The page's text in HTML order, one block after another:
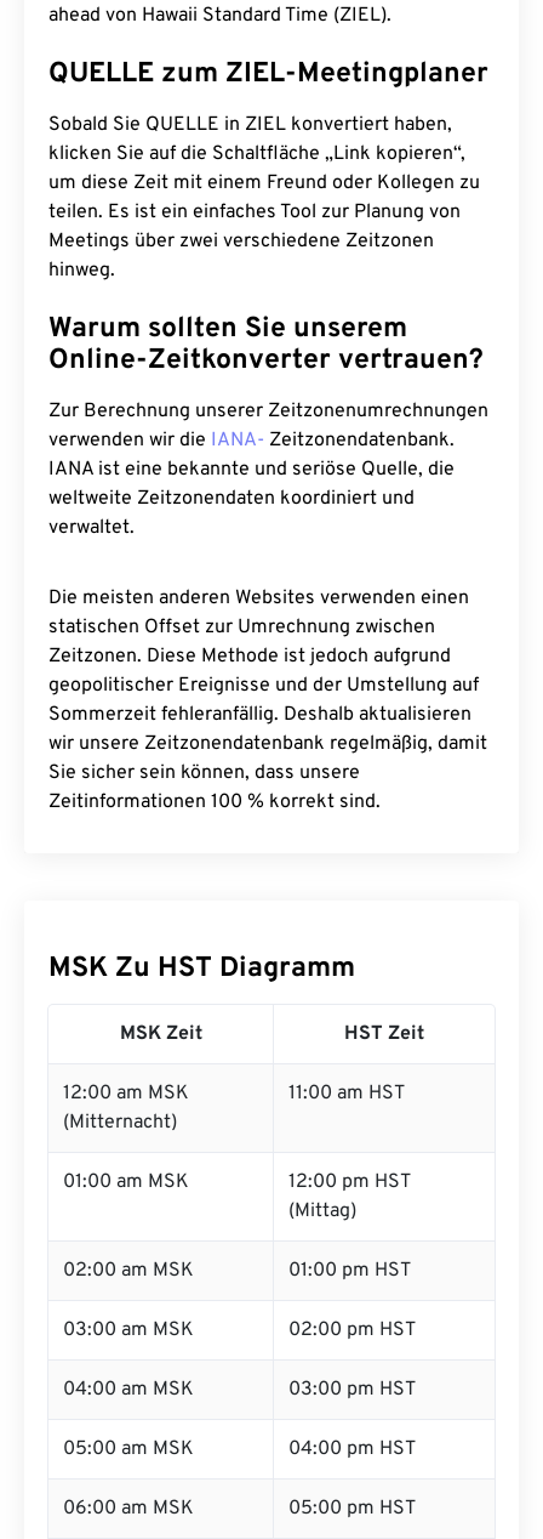
ahead von Hawaii Standard Time (ZIEL).
QUELLE zum ZIEL-Meetingplaner
Sobald Sie QUELLE in ZIEL konvertiert haben,
klicken Sie auf die Schaltfläche „Link kopieren“,
um diese Zeit mit einem Freund oder Kollegen zu
teilen. Es ist ein einfaches Tool zur Planung von
Meetings über zwei verschiedene Zeitzonen
hinweg.
Warum sollten Sie unserem
Online-Zeitkonverter vertrauen?
Zur Berechnung unserer Zeitzonenumrechnungen
verwenden wir die IANA- Zeitzonendatenbank.
IANA ist eine bekannte und seriöse Quelle, die
weltweite Zeitzonendaten koordiniert und
verwaltet.
Die meisten anderen Websites verwenden einen
statischen Offset zur Umrechnung zwischen
Zeitzonen. Diese Methode ist jedoch aufgrund
geopolitischer Ereignisse und der Umstellung auf
Sommerzeit fehleranfällig. Deshalb aktualisieren
wir unsere Zeitzonendatenbank regelmäßig, damit
Sie sicher sein können, dass unsere
Zeitinformationen 100 % korrekt sind.
MSK Zu HST Diagramm
MSK Zeit HST Zeit
12:00 am MSK
(Mitternacht)
11:00 am HST
01:00 am MSK
12:00 pm HST
(Mittag)
02:00 am MSK 01:00 pm HST
03:00 am MSK 02:00 pm HST
04:00 am MSK 03:00 pm HST
05:00 am MSK 04:00 pm HST
06:00 am MSK 05:00 pm HST